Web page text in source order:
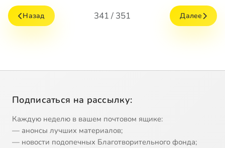
Назад 341 / 351 Далее
Подписаться на рассылку:
Каждую неделю в вашем почтовом ящике:
— анонсы лучших материалов;
— новости подопечных Благотворительного фонда;